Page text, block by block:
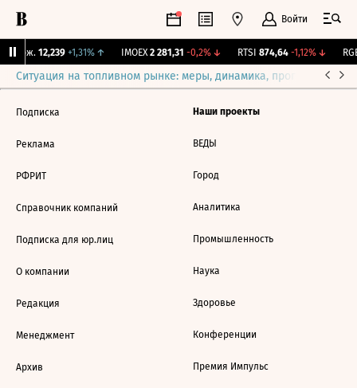
Войти
Бирж. 12,239 +1,31%↑ IMOEX 2 281,31 -0,2%↓ RTSI 874,64 -1,12%↓
Ситуация на топливном рынке: меры, динамика, прогнозы
Подписка
Реклама
РФРИТ
Справочник компаний
Подписка для юр.лиц
О компании
Редакция
Менеджмент
Архив
Наши проекты
ВЕДЫ
Город
Аналитика
Промышленность
Наука
Здоровье
Конференции
Премия Импульс